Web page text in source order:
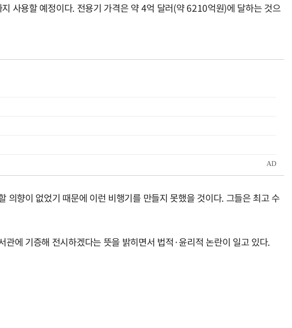
사용할 예정이다. 전용기 가격은 약 4억 달러(약 6210억원)에 달하는 것으
향이 없었기 때문에 이런 비행기를 만들지 못했을 것이다. 그들은 최고 수
에 기증해 전시하겠다는 뜻을 밝히면서 법적·윤리적 논란이 일고 있다.